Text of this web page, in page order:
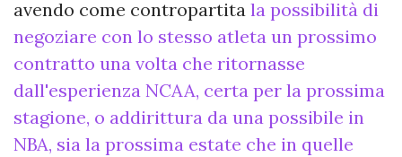
avendo come contropartita la possibilità di
negoziare con lo stesso atleta un prossimo
contratto una volta che ritornasse
dall'esperienza NCAA, certa per la prossima
stagione, o addirittura da una possibile in
NBA, sia la prossima estate che in quelle